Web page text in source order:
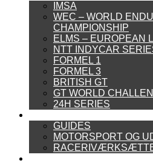
IMSA
WEC – WORLD
CHAMPIONSHIP
ELMS – EUROPEAN
NTT INDYCAR
FORMEL 1
FORMEL 3
BRITISH GT
GT WORLD
24H SERIES
GUIDES
MOTORSPORT OG